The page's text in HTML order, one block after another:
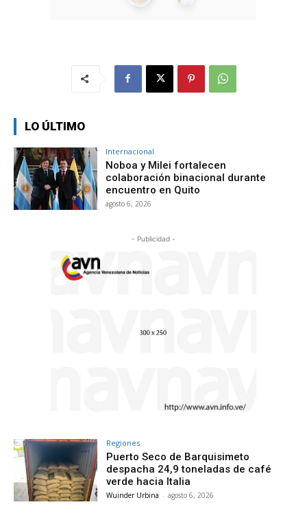
LO ÚLTIMO
Internacional
Noboa y Milei fortalecen
colaboración binacional durante
encuentro en Quito
agosto 6, 2026
- Publicidad -
Regiones
Puerto Seco de Barquisimeto
despacha 24,9 toneladas de café
verde hacia Italia
Wuinder Urbina - agosto 6, 2026